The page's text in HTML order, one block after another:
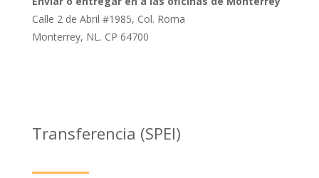
Calle 2 de Abril #1985, Col. Roma
Monterrey, NL. CP 64700
Transferencia (SPEI)